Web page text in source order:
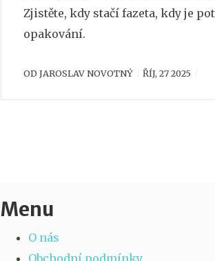
Zjistěte, kdy stačí fazeta, kdy je
opakování.
OD JAROSLAV NOVOTNÝ ŘÍJ, 27 2025
Menu
O nás
Obchodní podmínky